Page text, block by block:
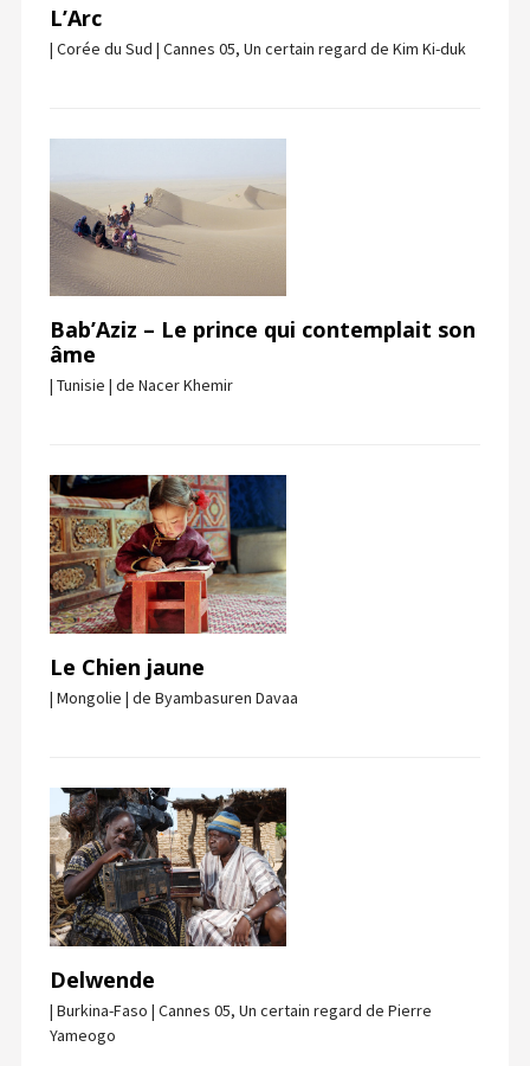
L’Arc
| Corée du Sud | Cannes 05, Un certain regard de Kim Ki-duk
Bab’Aziz – Le prince qui contemplait son
âme
| Tunisie | de Nacer Khemir
Le Chien jaune
| Mongolie | de Byambasuren Davaa
Delwende
| Burkina-Faso | Cannes 05, Un certain regard de Pierre
Yameogo